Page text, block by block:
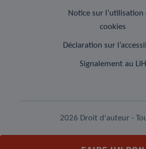
Notice sur l’utilisation
cookies
Déclaration sur
Signalement au LIH
2026 Droit d'auteur -